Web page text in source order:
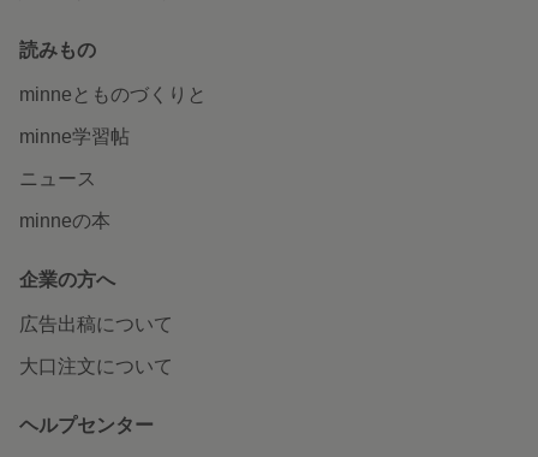
読みもの
minneとものづくりと
minne学習帖
ニュース
minneの本
企業の方へ
広告出稿について
大口注文について
ヘルプセンター